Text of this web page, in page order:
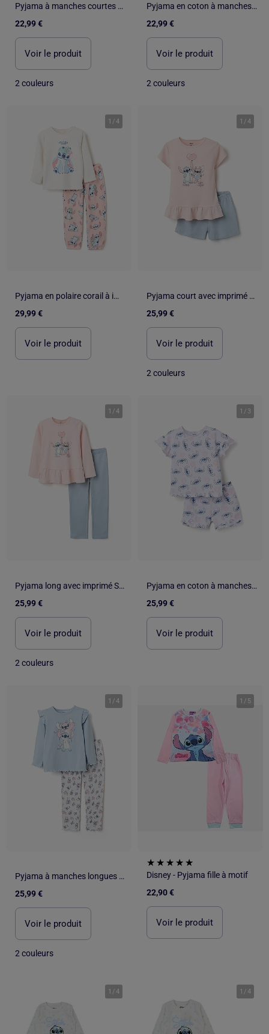
Pyjama à manches courtes en coton avec imprimé Stitch
22,99 €
Voir le produit
2 couleurs
Pyjama en coton à manches courtes avec imprimé Stitch
22,99 €
Voir le produit
2 couleurs
1 /4
Pyjama en polaire corail à imprimé Stitch
29,99 €
Voir le produit
1 /4
Pyjama court avec imprimé Stitch qui brille dans le noir
25,99 €
Voir le produit
2 couleurs
1 /4
Pyjama long avec imprimé Stitch qui brille dans le noir
25,99 €
Voir le produit
2 couleurs
1 / 3
Pyjama en coton à manches courtes avec motif Stitch
25,99 €
Voir le produit
1 /4
Pyjama à manches longues avec imprimé Stitch & Angel
25,99 €
Voir le produit
2 couleurs
1 / 5
Disney - Pyjama fille à motif
22,90 €
Voir le produit
1 /4 1 /4